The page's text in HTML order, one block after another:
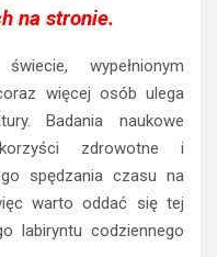
na stronie.
wypełnionym
więcej osób ulega
Badania naukowe
zdrowotne i
spędzania czasu na
warto oddać się tej
labiryntu codziennego